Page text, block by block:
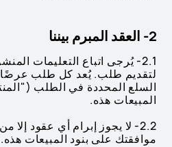
2- العقد المبرم بيننا
2.1- يُرجى اتباع التعليمات
لتقديم طلب. يُعد كل طلب عرضًا
السلع المحددة في الطلب
المبيعات هذه.
2.2- لا يجوز إبرام أي عقود
موافقتك على بنود المبيعات هذه.